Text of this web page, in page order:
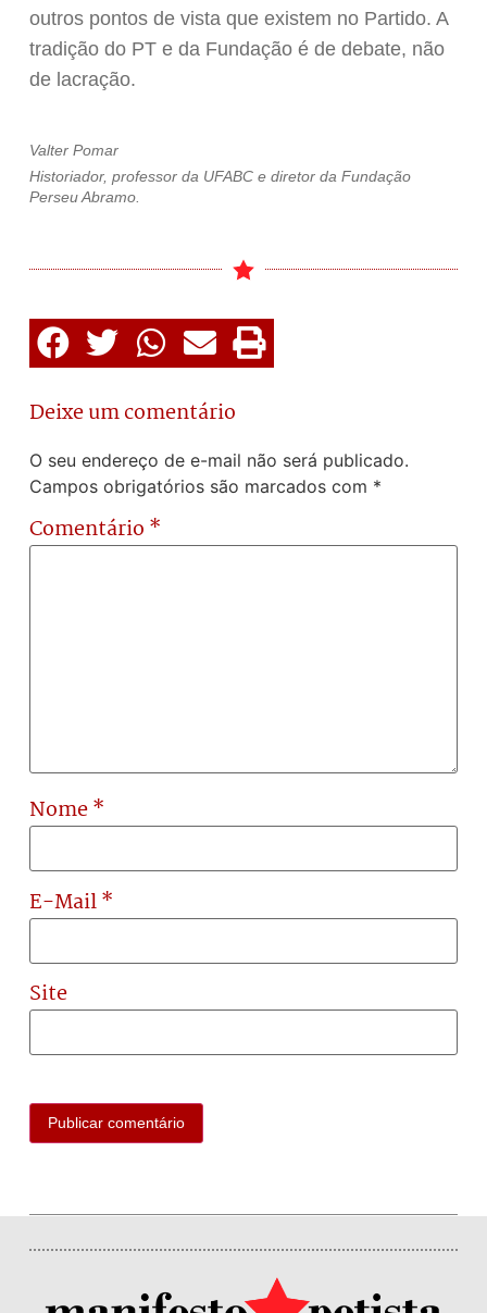
outros pontos de vista que existem no Partido. A
tradição do PT e da Fundação é de debate, não
de lacração.
Valter Pomar
Historiador, professor da UFABC e diretor da Fundação
Perseu Abramo.
Deixe um comentário
O seu endereço de e-mail não será publicado.
Campos obrigatórios são marcados com *
Comentário *
Nome*
E-Mail*
Site